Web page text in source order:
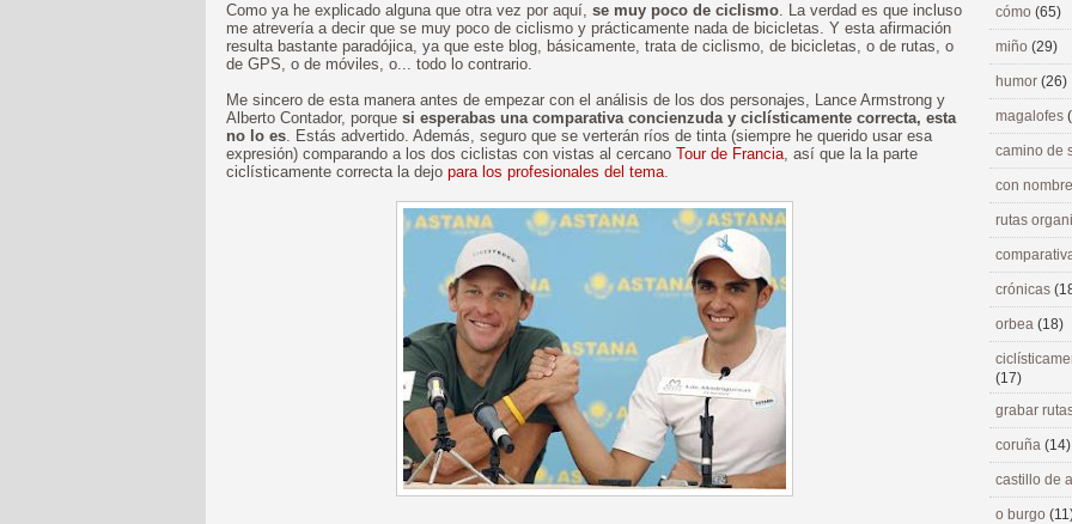
Como ya he explicado alguna que otra vez por aquí, se muy poco de ciclismo. La verdad es que incluso
me atrevería a decir que se muy poco de ciclismo y prácticamente nada de bicicletas. Y esta afirmación
resulta bastante paradójica, ya que este blog, básicamente, trata de ciclismo, de bicicletas, o de rutas, o
de GPS, o de móviles, o... todo lo contrario.
Me sincero de esta manera antes de empezar con el análisis de los dos personajes, Lance Armstrong y
Alberto Contador, porque si esperabas una comparativa concienzuda y ciclísticamente correcta, esta
no lo es. Estás advertido. Además, seguro que se verterán ríos de tinta (siempre he querido usar esa
expresión) comparando a los dos ciclistas con vistas al cercano Tour de Francia, así que la la parte
ciclísticamente correcta la dejo para los profesionales del tema.
cómo (65)
miño (29)
humor (26)
magalofes
camino de
con
rutas
crónicas
orbea (18)
(17)
grabar
coruña (14)
castillo de
o burgo